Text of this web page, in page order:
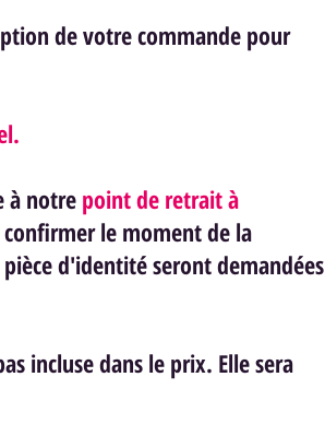
de votre commande pour
à notre point de retrait à
le moment de la
d'identité seront demandées
incluse dans le prix. Elle sera